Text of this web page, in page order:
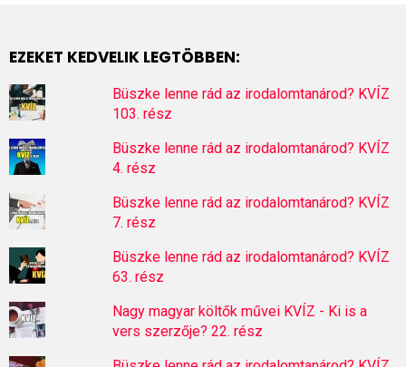
EZEKET KEDVELIK LEGTÖBBEN:
Büszke lenne rád az irodalomtanárod? KVÍZ
103. rész
Büszke lenne rád az irodalomtanárod? KVÍZ
4. rész
Büszke lenne rád az irodalomtanárod? KVÍZ
7. rész
Büszke lenne rád az irodalomtanárod? KVÍZ
63. rész
Nagy magyar költők művei KVÍZ - Ki is a
vers szerzője? 22. rész